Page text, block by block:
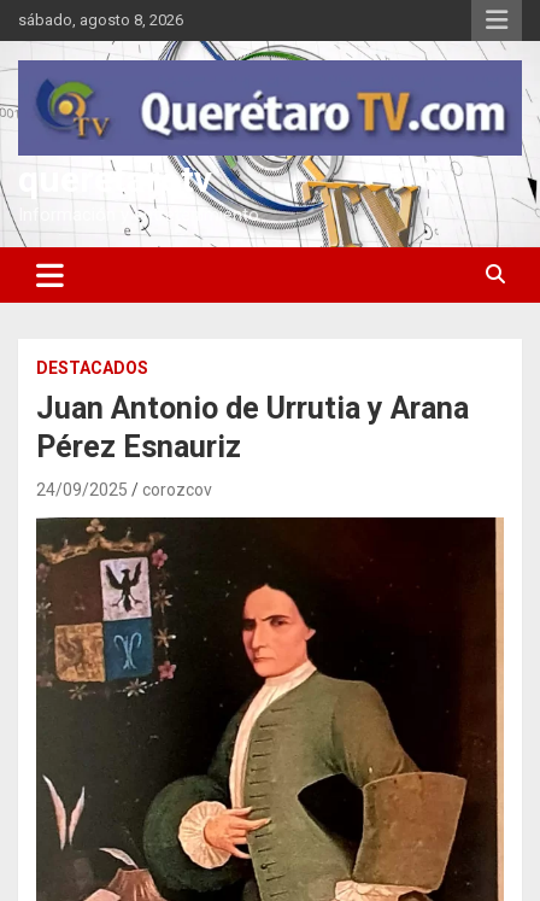
Saltar
al
contenido
sábado, agosto 8, 2026
queretarotv
Información y entretenimiento
DESTACADOS
Juan Antonio de Urrutia y Arana
Pérez Esnauriz
24/09/2025 corozcov